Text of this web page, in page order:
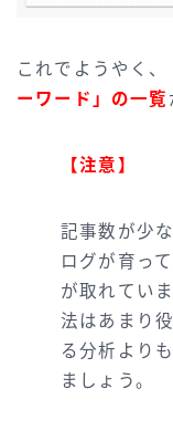
これでようやく、
ーワード」の一覧
【注意】
記事数が少
ログが育っ
が取れてい
法はあまり
る分析より
ましょう。